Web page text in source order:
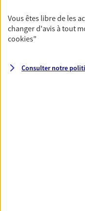
Vous êtes libre de les
changer d'avis à tout
cookies"
Consulter notre